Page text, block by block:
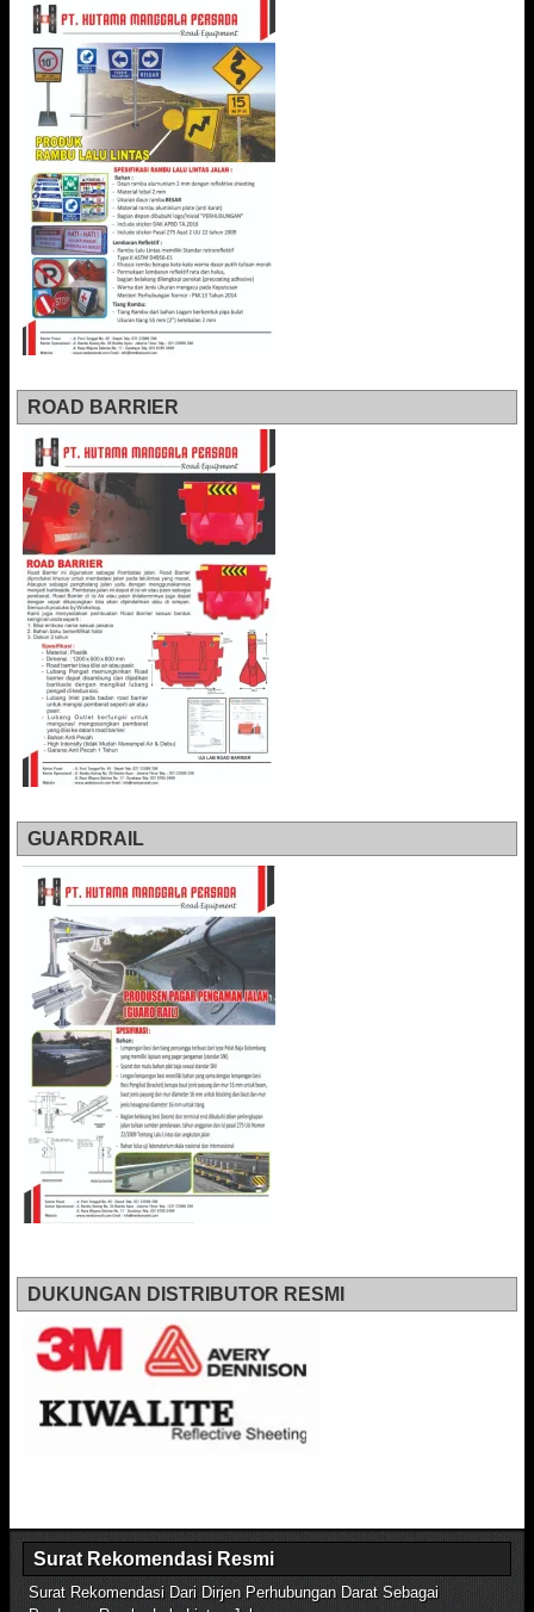
ROAD BARRIER
GUARDRAIL
DUKUNGAN DISTRIBUTOR RESMI
Surat Rekomendasi Resmi
Surat Rekomendasi Dari Dirjen Perhubungan Darat Sebagai